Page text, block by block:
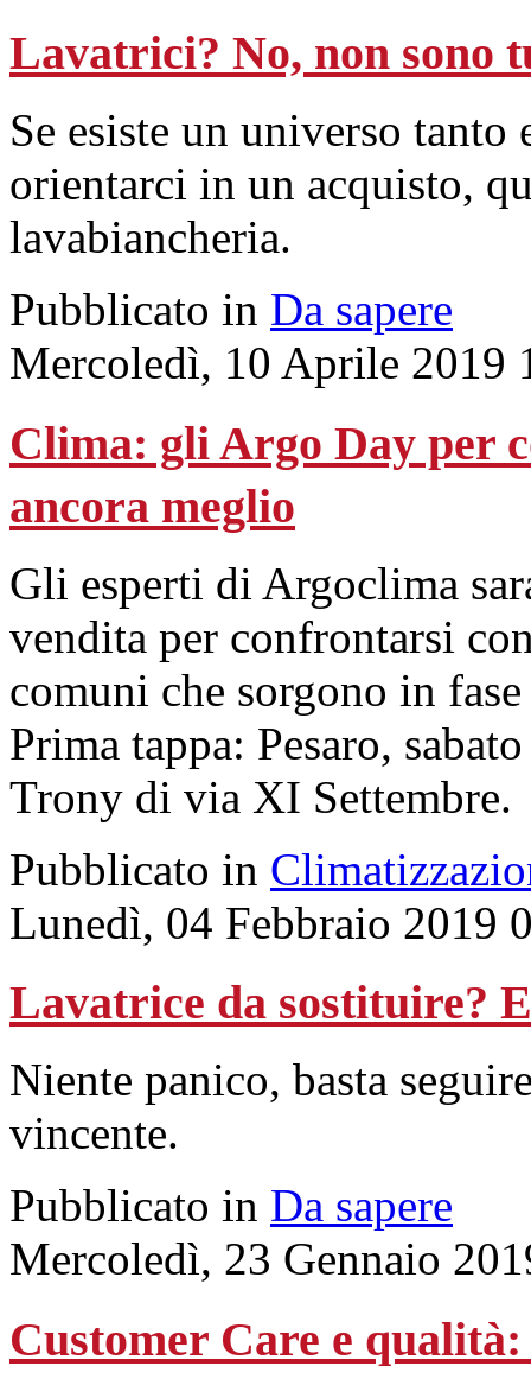
Lavatrici? No, non sono
Se esiste un universo
orientarci in un acquisto,
lavabiancheria.
Pubblicato in Da sapere
Mercoledì, 10 Aprile 2019
Clima: gli Argo Day per
ancora meglio
Gli esperti di Argoclima
vendita per confrontarsi
comuni che sorgono in
Prima tappa: Pesaro,
Trony di via XI Settembre.
Pubblicato in
Lunedì, 04 Febbraio 2019
Lavatrice da sostituire?
Niente panico, basta
vincente.
Pubblicato in Da sapere
Mercoledì, 23 Gennaio
Customer Care e